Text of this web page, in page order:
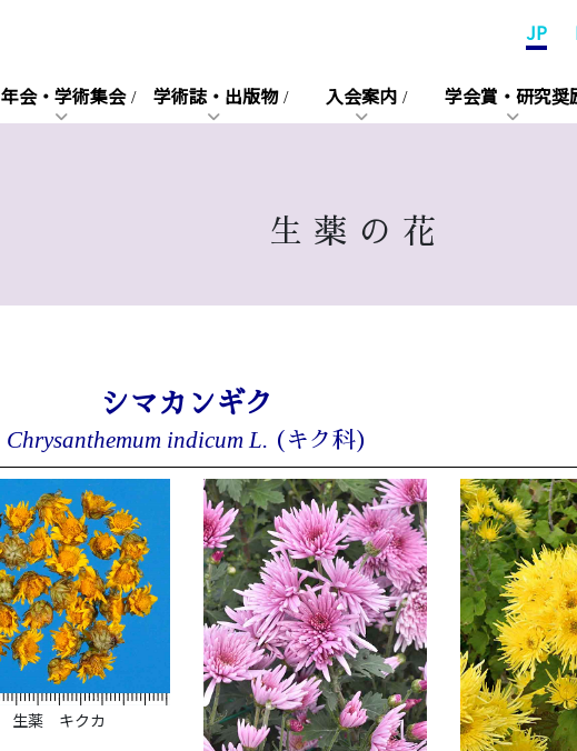
JP
年会・学術集会 学術誌・出版物 入会案内 学会賞・研究奨
生薬の花
シマカンギク
Chrysanthemum indicum L. (キク科)
生薬 キクカ